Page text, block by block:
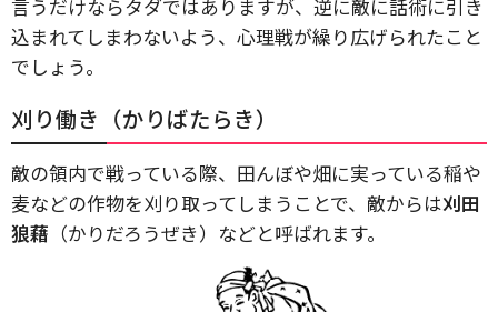
言うだけならタダではありますが、逆に敵に話術に引き
込まれてしまわないよう、心理戦が繰り広げられたこと
でしょう。
刈り働き（かりばたらき）
敵の領内で戦っている際、田んぼや畑に実っている稲や
麦などの作物を刈り取ってしまうことで、敵からは刈田
狼藉 （かりだろうぜき）などと呼ばれます。